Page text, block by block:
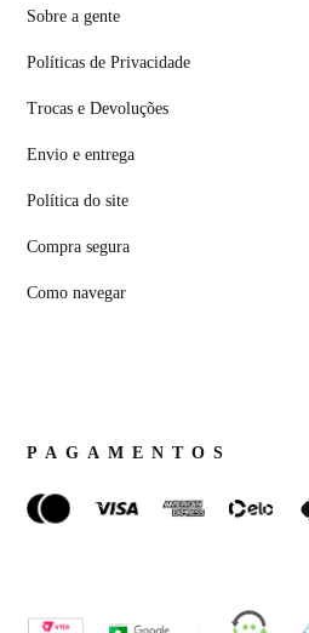
Sobre a gente
Políticas de Privacidade
Trocas e Devoluções
Envio e entrega
Política do site
Compra segura
Como navegar
PAGAMENTOS